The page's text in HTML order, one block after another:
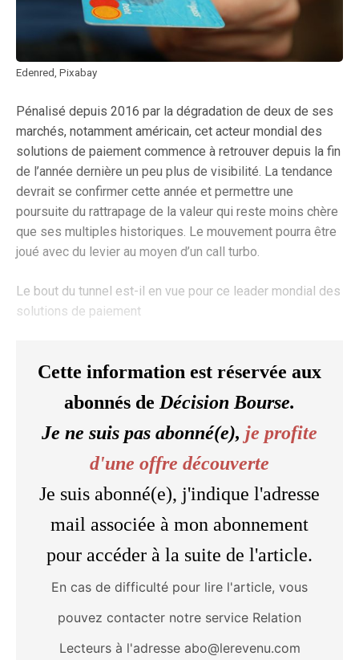
Edenred, Pixabay
Pénalisé depuis 2016 par la dégradation de deux de ses
marchés, notamment américain, cet acteur mondial des
solutions de paiement commence à retrouver depuis la fin
de l’année dernière un peu plus de visibilité. La tendance
devrait se confirmer cette année et permettre une
poursuite du rattrapage de la valeur qui reste moins chère
que ses multiples historiques. Le mouvement pourra être
joué avec du levier au moyen d’un call turbo.
Le bout du tunnel est-il en vue pour ce leader mondial des
solutions de paiement
Cette information est réservée aux
abonnés de Décision Bourse.
Je ne suis pas abonné(e), je profite
d'une offre découverte
Je suis abonné(e), j'indique l'adresse
mail associée à mon abonnement
pour accéder à la suite de l'article.
En cas de difficulté pour lire l'article, vous
pouvez contacter notre service Relation
Lecteurs à l'adresse abo@lerevenu.com